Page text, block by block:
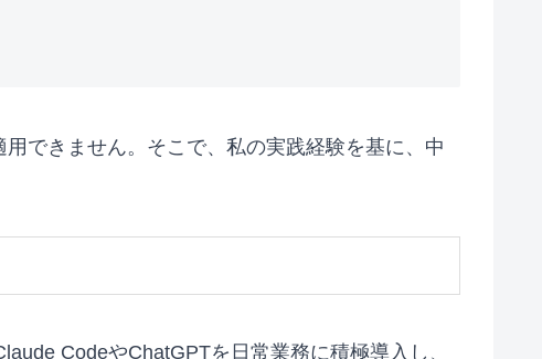
できません。そこで、私の実践経験を基に、中
CodeやChatGPTを日常業務に積極導入し、